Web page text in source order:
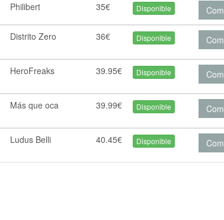
Philibert 35€ Disponible
Distrito Zero 36€ Disponible
HeroFreaks 39.95€ Disponible
Más que oca 39.99€ Disponible
Ludus Belli 40.45€ Disponible